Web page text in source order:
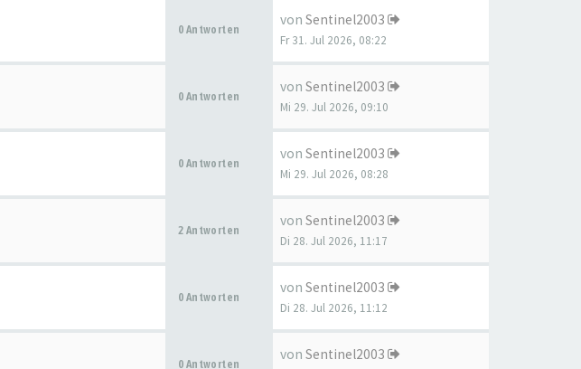
0 Antworten
von Sentinel2003
Fr 31. Jul 2026, 08:22
0 Antworten
von Sentinel2003
Mi 29. Jul 2026, 09:10
0 Antworten
von Sentinel2003
Mi 29. Jul 2026, 08:28
2 Antworten
von Sentinel2003
Di 28. Jul 2026, 11:17
0 Antworten
von Sentinel2003
Di 28. Jul 2026, 11:12
0 Antworten
von Sentinel2003